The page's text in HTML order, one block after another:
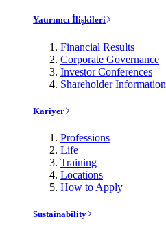
Yatırımcı İlişkileri
Financial Results
Corporate Governance
Investor Conferences
Shareholder Information
Kariyer
Professions
Life
Training
Locations
How to Apply
Sustainability